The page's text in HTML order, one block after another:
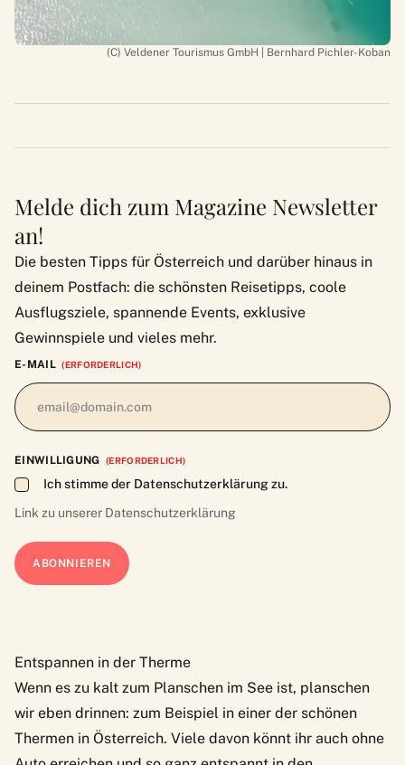
(C) Veldener Tourismus GmbH | Bernhard Pichler-Koban
Melde dich zum Magazine Newsletter
an!
Die besten Tipps für Österreich und darüber hinaus in
deinem Postfach: die schönsten Reisetipps, coole
Ausflugsziele, spannende Events, exklusive
Gewinnspiele und vieles mehr.
E-MAIL (ERFORDERLICH)
EINWILLIGUNG (ERFORDERLICH)
Ich stimme der Datenschutzerklärung zu.
Link zu unserer Datenschutzerklärung
Entspannen in der Therme
Wenn es zu kalt zum Planschen im See ist, planschen
wir eben drinnen: zum Beispiel in einer der schönen
Thermen in Österreich. Viele davon könnt ihr auch ohne